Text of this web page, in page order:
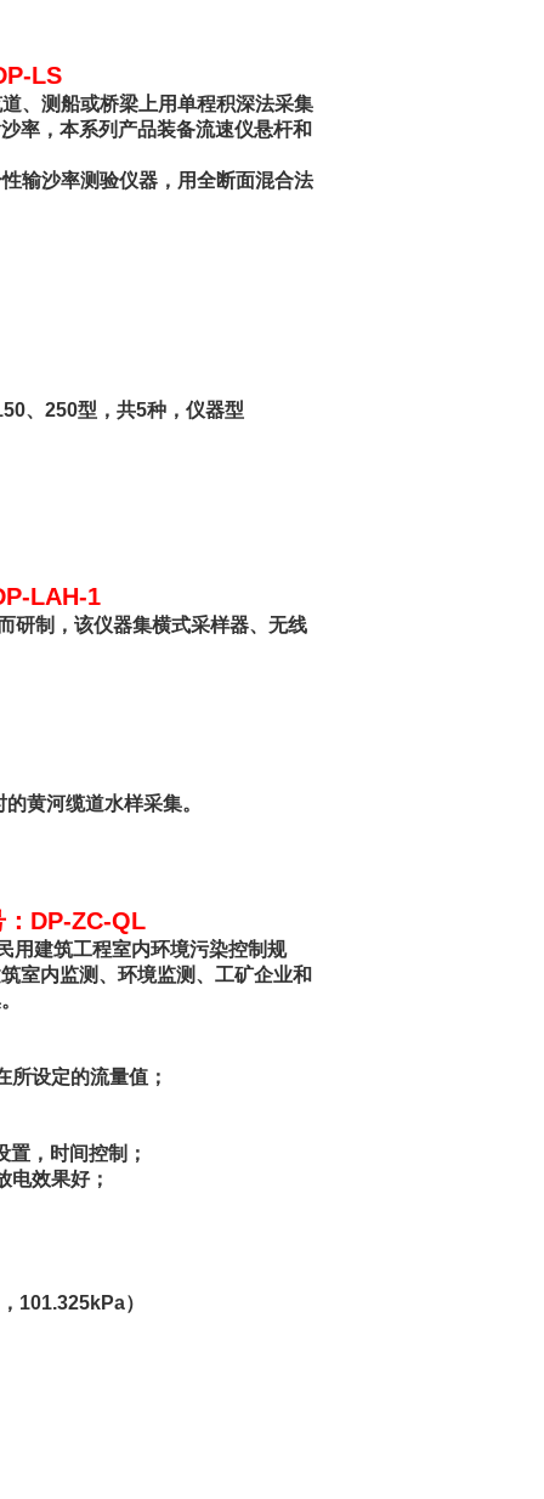
LS
、测船或桥梁上用单程积深法采集
率，本系列产品装备流速仪悬杆和
输沙率测验仪器，用全断面混合法
、250型，共5种，仪器型
LAH-1
研制，该仪器集横式采样器、无线
黄河缆道水样采集。
DP-ZC-QL
用建筑工程室内环境污染控制规
室内监测、环境监测、工矿企业和
设定的流量值；
，时间控制；
电效果好；
101.325kPa）